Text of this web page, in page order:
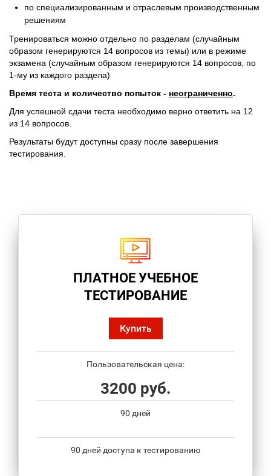
по специализированным и отраслевым производственным
решениям
Тренироваться можно отдельно по разделам (случайным
образом генерируются 14 вопросов из темы) или в режиме
экзамена (случайным образом генерируются 14 вопросов, по
1-му из каждого раздела)
Время теста и количество попыток - неограниченно.
Для успешной сдачи теста необходимо верно ответить на 12
из 14 вопросов.
Результаты будут доступны сразу после завершения
тестирования.
ПЛАТНОЕ УЧЕБНОЕ
ТЕСТИРОВАНИЕ
Купить
Пользовательская цена:
3200 руб.
90 дней
90 дней доступа к тестированию